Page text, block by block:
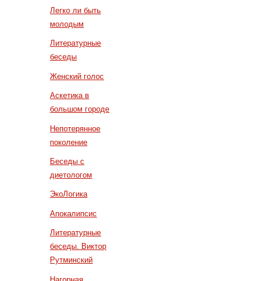
Легко ли быть
молодым
Литературные
беседы
Женский голос
Аскетика в
большом городе
Непотерянное
поколение
Беседы с
диетологом
ЭкоЛогика
Апокалипсис
Литературные
беседы. Виктор
Рутминский